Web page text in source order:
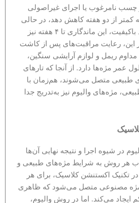
چسب نامرغوب یا اجرای غیراصولی
کمتر از دو هفته کاهش دهد، در حالی
که با اجرای دقیق و مواد باکیفیت، این ماندگاری تا ۴ هفته نیز
این، رعایت مراقبت‌های پس از کاشت
مداوم ریمل و لوازم آرایشی سنگین،
عمر مژه‌ها دارد. از آنجا که تارهای
طبیعی متصل می‌شوند، هم‌زمان با
مژه‌های والیوم نیز به‌تدریج جدا
در شیوه اجرا و نتیجه نهایی آن‌ها
هر روش به شرایط مژه‌های طبیعی و
تکنیک اکستنشن کلاسیک، برای هر
مژه مصنوعی متصل می‌شود که ظاهری
ایجاد می‌کند. اما در روش والیوم،